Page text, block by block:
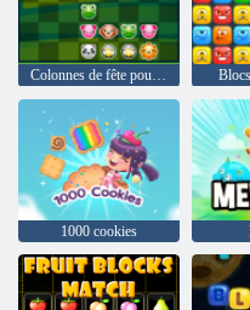
Colonnes de fête pour animaux de compagnie
1000 cookies